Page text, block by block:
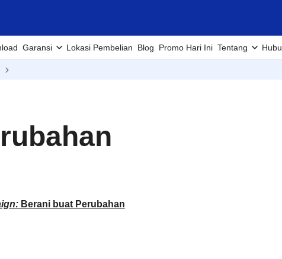
Garansi Lokasi Pembelian Blog Promo Hari Ini Tentang
Berani buat Perubahan